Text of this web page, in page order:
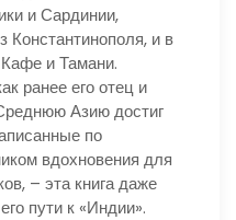
и Сардинии,
Константинополя, и в
и Тамани.
ранее его отец и
Азию достиг
по
вдохновения для
– эта книга даже
пути к «Индии».